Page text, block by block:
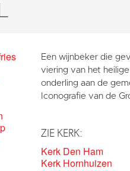
Een wijnbeker die
viering van het
onderling aan de
Iconografie van de
ZIE KERK:
Kerk Den Ham
Kerk Hornhuizen